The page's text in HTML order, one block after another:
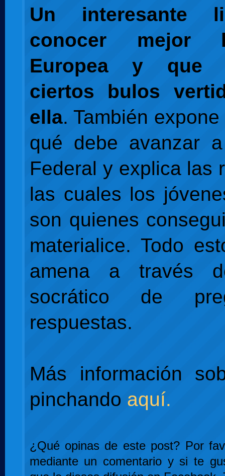
Un interesante
conocer mejor
Europea y que
ciertos bulos
ella. También
qué debe avanzar
Federal y explica las
las cuales los
son quienes
materialice. Todo
amena a través
socrático de
respuestas.
Más información
pinchando aquí.
¿Qué opinas de este post? Por
mediante un comentario y si te